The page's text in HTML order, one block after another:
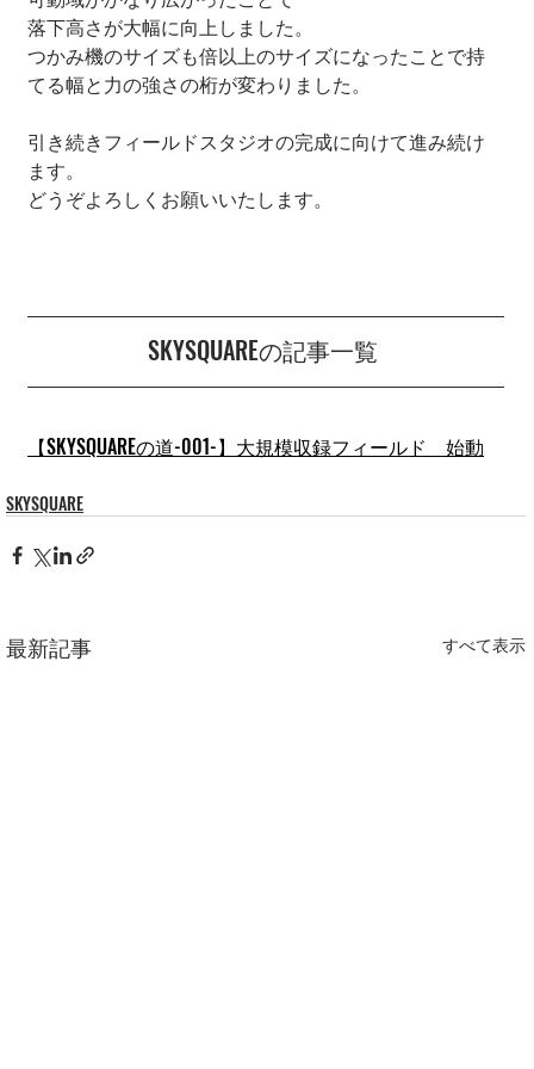
落下高さが大幅に向上しました。
つかみ機のサイズも倍以上のサイズになったことで持
てる幅と力の強さの桁が変わりました。
引き続きフィールドスタジオの完成に向けて進み続け
ます。
どうぞよろしくお願いいたします。
SKYSQUAREの記事一覧
【SKYSQUAREの道-001-】大規模収録フィールド　始動
SKYSQUARE
最新記事 すべて表示